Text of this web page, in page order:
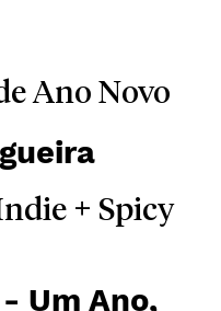
Ano Novo
+ Spicy
Um Ano,